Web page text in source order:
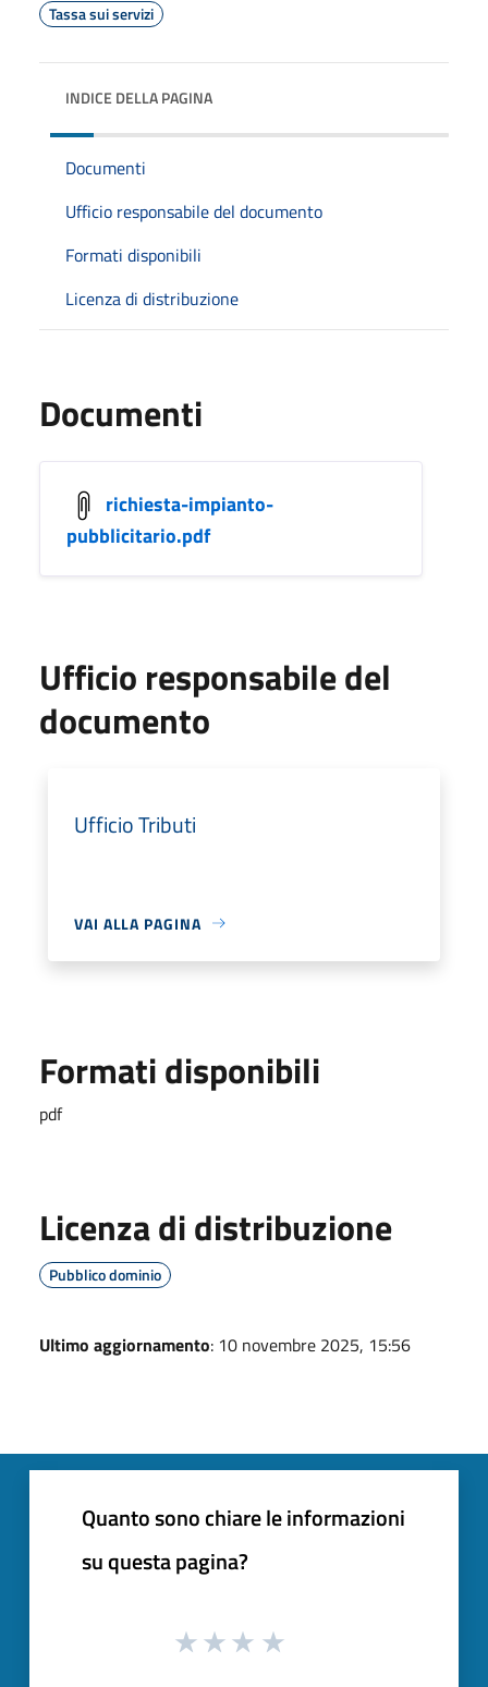
Tassa sui servizi
INDICE DELLA PAGINA
Documenti
Ufficio responsabile del documento
Formati disponibili
Licenza di distribuzione
Documenti
richiesta-impianto-
pubblicitario.pdf
Ufficio responsabile del
documento
Ufficio Tributi
VAI ALLA PAGINA
Formati disponibili
pdf
Licenza di distribuzione
Pubblico dominio
Ultimo aggiornamento: 10 novembre 2025, 15:56
Quanto sono chiare le informazioni
su questa pagina?